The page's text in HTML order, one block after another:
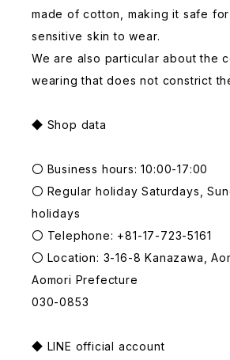
made of cotton, making it safe
sensitive skin to wear.
We are also particular about the
wearing that does not constrict
◆ Shop data
〇 Business hours: 10:00-17:00
〇 Regular holiday Saturdays,
holidays
〇 Telephone: +81-17-723-5161
〇 Location: 3-16-8 Kanazawa,
Aomori Prefecture
030-0853
◆ LINE official account